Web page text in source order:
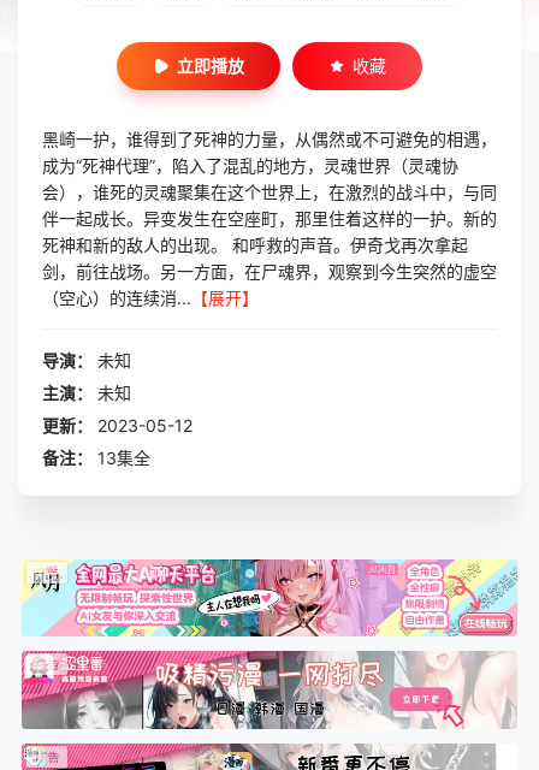
立即播放 收藏
黑崎一护，谁得到了死神的力量，从偶然或不可避免的相遇，
成为“死神代理”，陷入了混乱的地方，灵魂世界（灵魂协
会），谁死的灵魂聚集在这个世界上，在激烈的战斗中，与同
伴一起成长。异变发生在空座町，那里住着这样的一护。新的
死神和新的敌人的出现。 和呼救的声音。伊奇戈再次拿起
剑，前往战场。另一方面，在尸魂界，观察到今生突然的虚空
（空心）的连续消... 【展开】
导演：
未知
主演：
未知
更新：
2023-05-12
备注：
13集全